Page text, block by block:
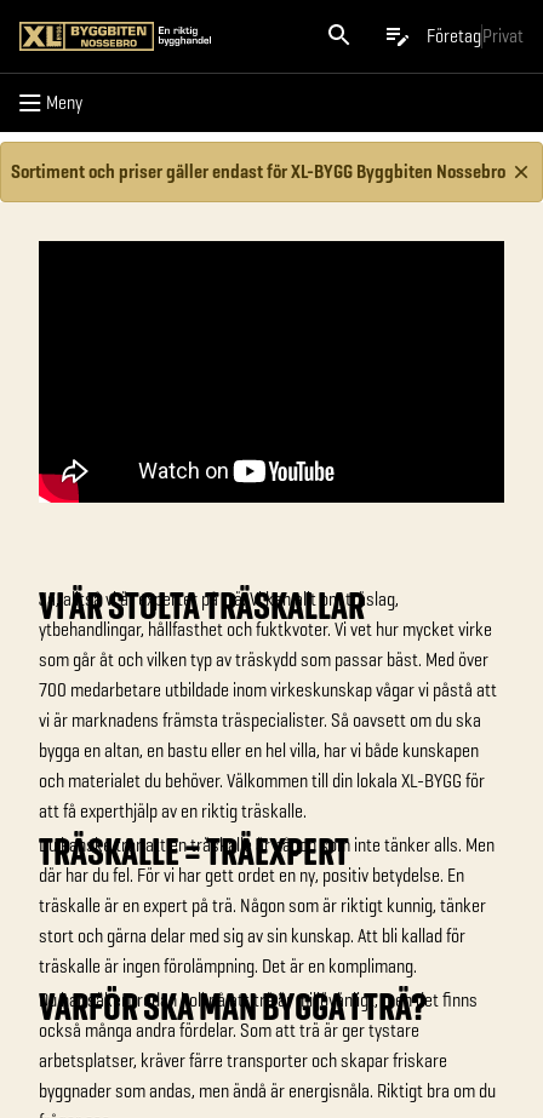
FöretagPrivat
Meny
Meny
Sortiment och priser gäller endast för XL-BYGG Byggbiten Nossebro
VI ÄR STOLTA TRÄSKALLAR
Ja, alltså vi är experter på trä. Vi kan allt om träslag,
ytbehandlingar, hållfasthet och fuktkvoter. Vi vet hur mycket virke
som går åt och vilken typ av träskydd som passar bäst. Med över
700 medarbetare utbildade inom virkeskunskap vågar vi påstå att
vi är marknadens främsta träspecialister.Så oavsett om du ska
bygga en altan, en bastu eller en hel villa, har vi både kunskapen
och materialet du behöver. Välkommen till din lokala XL-BYGG för
att få experthjälp av en riktig träskalle.
TRÄSKALLE = TRÄEXPERT
Du kanske tror att en träskalle är någon som inte tänker alls. Men
där har du fel. För vi har gett ordet en ny, positiv betydelse. En
träskalle är en expert på trä. Någon som är riktigt kunnig, tänker
stort och gärna delar med sig av sin kunskap. Att bli kallad för
träskalle är ingen förolämpning. Det är en komplimang.
VARFÖR SKA MAN BYGGA I TRÄ?
Du har säkert redan koll på att trä är miljövänligt, men det finns
också många andra fördelar. Som att trä är ger tystare
arbetsplatser, kräver färre transporter och skapar friskare
byggnader som andas, men ändå är energisnåla. Riktigt bra om du